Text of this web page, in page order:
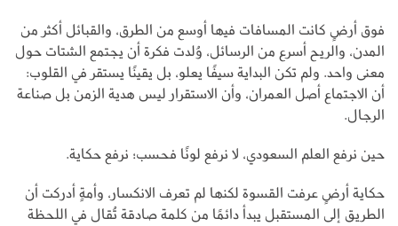
فوق أرضٍ كانت المسافات فيها أوسع من الطرق، والقبائل أكثر من
المدن، والريح أسرع من الرسائل، وُلدت فكرة أن يجتمع الشتات حول
معنى واحد. ولم تكن البداية سيفًا يعلو، بل يقينًا يستقر في القلوب:
أن الاجتماع أصل العمران، وأن الاستقرار ليس هدية الزمن بل صناعة
الرجال.
حين نرفع العلم السعودي، لا نرفع لونًا فحسب؛ نرفع حكاية.
حكاية أرضٍ عرفت القسوة لكنها لم تعرف الانكسار، وأمةٍ أدركت أن
الطريق إلى المستقبل يبدأ دائمًا من كلمة صادقة تُقال في اللحظة